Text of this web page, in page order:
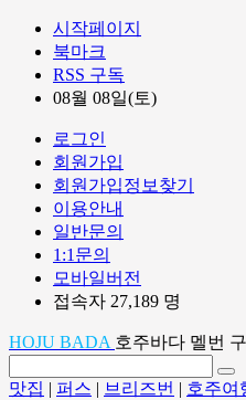
시작페이지
북마크
RSS 구독
08월 08일(토)
로그인
회원가입
회원가입정보찾기
이용안내
일반문의
1:1문의
모바일버전
접속자 27,189 명
HOJU BADA 호주바다 멜번
맛집 | 퍼스 | 브리즈번 | 호주여